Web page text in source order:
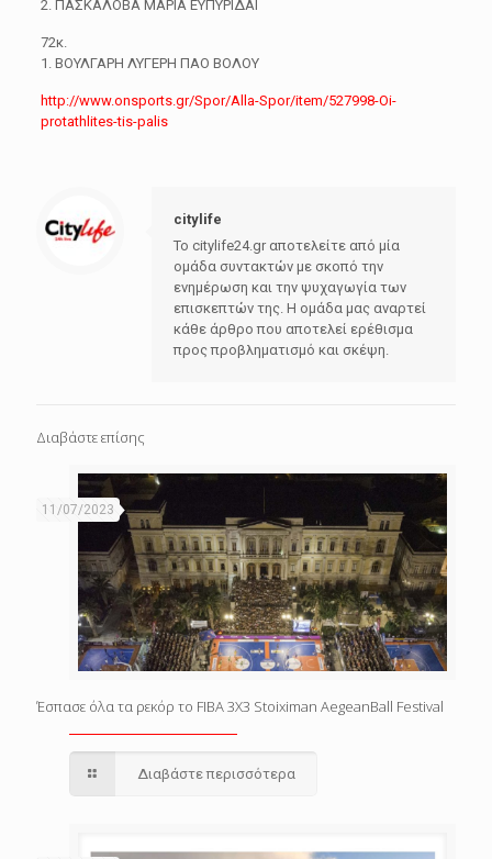
2. ΠΑΣΚΑΛΟΒΑ ΜΑΡΙΑ ΕΥΠΥΡΙΔΑΙ
72κ.
1. ΒΟΥΛΓΑΡΗ ΛΥΓΕΡΗ ΠΑΟ ΒΟΛΟΥ
http://www.onsports.gr/Spor/Alla-Spor/item/527998-Oi-
protathlites-tis-palis
citylife
Το citylife24.gr αποτελείτε από μία
ομάδα συντακτών με σκοπό την
ενημέρωση και την ψυχαγωγία των
επισκεπτών της. Η ομάδα μας αναρτεί
κάθε άρθρο που αποτελεί ερέθισμα
προς προβληματισμό και σκέψη.
Διαβάστε επίσης
11/07/2023
Έσπασε όλα τα ρεκόρ το FIBA 3X3 Stoiximan AegeanBall Festival
Διαβάστε περισσότερα